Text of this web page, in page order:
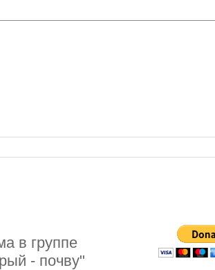
в группе
- почву"